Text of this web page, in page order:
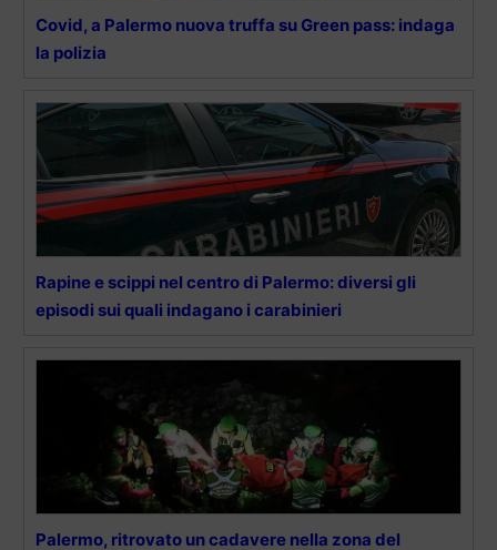
Covid, a Palermo nuova truffa su Green pass: indaga
la polizia
Rapine e scippi nel centro di Palermo: diversi gli
episodi sui quali indagano i carabinieri
Palermo, ritrovato un cadavere nella zona del